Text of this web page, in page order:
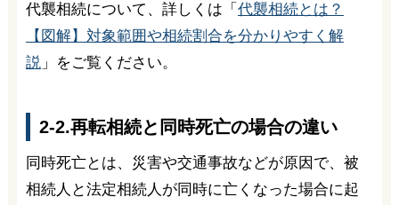
代襲相続について、詳しくは「 代襲相続とは？
【図解】対象範囲や相続割合を分かりやすく解
説」をご覧ください。
2-2.再転相続と同時死亡の場合の違い
同時死亡とは、災害や交通事故などが原因で、被
相続人と法定相続人が同時に亡くなった場合に起